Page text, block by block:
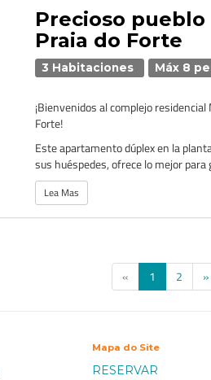
Precioso
Praia do Forte
3 Habitaciones Máx 8
¡Bienvenidos al complejo
Forte!
Este apartamento dúplex en la
sus huéspedes, ofrece lo mejor para
Lea Mas
« 1 (current)
2 »
Mapa do Site
RESERVAR